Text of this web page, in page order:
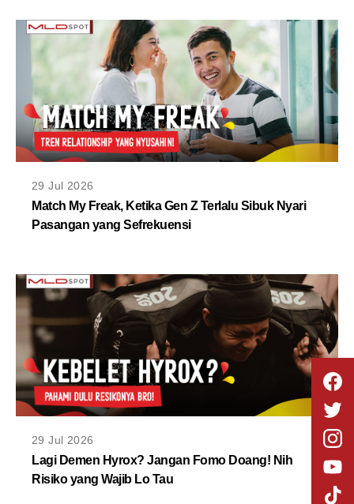
29 Jul 2026
Match My Freak, Ketika Gen Z Terlalu Sibuk Nyari
Pasangan yang Sefrekuensi
29 Jul 2026
Lagi Demen Hyrox? Jangan Fomo Doang! Nih
Risiko yang Wajib Lo Tau